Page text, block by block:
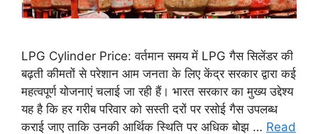
LPG Cylinder Price: वर्तमान समय में LPG गैस सिलेंडर की
बढ़ती कीमतों से परेशान आम जनता के लिए केंद्र सरकार द्वारा कई
महत्वपूर्ण योजनाएं चलाई जा रही हैं। भारत सरकार का मुख्य उद्देश्य
यह है कि हर गरीब परिवार को सस्ती दरों पर रसोई गैस उपलब्ध
कराई जाए ताकि उनकी आर्थिक स्थिति पर अधिक बोझ … Read